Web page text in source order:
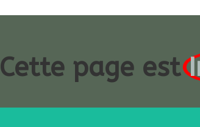
Cette page est